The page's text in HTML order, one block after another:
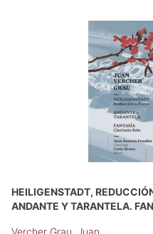
HEILIGENSTADT,
ANDANTE Y TARANTELA.
Vercher Grau, Juan